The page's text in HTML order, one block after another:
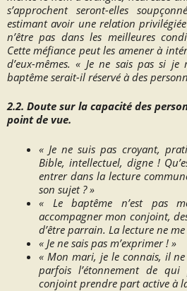
s’approchent seront-elles
estimant avoir une relation privilégiée
n’être pas dans les meilleures
Cette méfiance peut les amener à
d’eux-mêmes. « Je ne sais pas si je
baptême serait-il réservé à des
2.2. Doute sur la capacité des
point de vue.
« Je ne suis pas croyant,
Bible, intellectuel, digne !
entrer dans la lecture
son sujet ? »
« Le baptême n’est pas
accompagner mon conjoint,
d’être parrain. La lecture ne
« Je ne sais pas m’exprimer ! »
« Mon mari, je le connais, il
parfois l’étonnement de
conjoint prendre part active à